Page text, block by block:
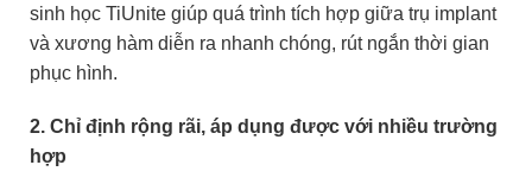
sinh học TiUnite giúp quá trình tích hợp giữa trụ implant
và xương hàm diễn ra nhanh chóng, rút ngắn thời gian
phục hình.
2. Chỉ định rộng rãi, áp dụng được với nhiều trường
hợp